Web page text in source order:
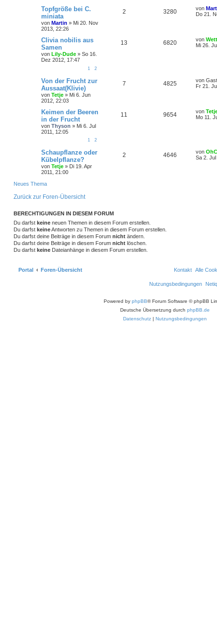
Topfgröße bei C.
miniata
von Martin » Mi 20. Nov
2013, 22:26
2 3280 von
Do 21.
Clivia nobilis aus
Samen
von Lily-Dude » So 16.
Dez 2012, 17:47
1 2
13 6820 von
Mi 26.
Von der Frucht zur
Aussaat(Klivie)
von Tetje » Mi 6. Jun
2012, 22:03
7 4825 von Gast
Fr 21.
Keimen der Beeren
in der Frucht
von Thyson » Mi 6. Jul
2011, 12:05
1 2
11 9654 von
Mo 11.
Schaupflanze oder
Kübelpflanze?
von Tetje » Di 19. Apr
2011, 21:00
2 4646 von
Sa 2.
Neues Thema
Zurück zur Foren-Übersicht
BERECHTIGUNGEN IN DIESEM FORUM
Du darfst keine neuen Themen in diesem Forum erstellen.
Du darfst keineAntworten zu Themen in diesem Forum erstellen.
Du darfst deine Beiträge in diesem Forum nicht ändern.
Du darfst deine Beiträge in diesem Forum nicht löschen.
Du darfst keine Dateianhänge in diesem Forum erstellen.
Portal Foren-Übersicht Alle
Kontakt
Nutzungsbedingungen
Powered by phpBB® Forum Software © phpBB
Deutsche Übersetzung durch phpBB.de
Datenschutz | Nutzungsbedingungen